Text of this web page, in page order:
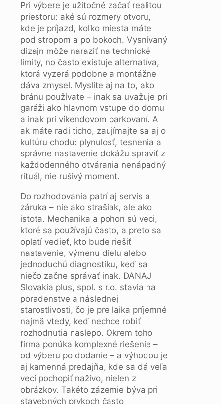
Pri výbere je užitočné začať realitou
priestoru: aké sú rozmery otvoru,
kde je príjazd, koľko miesta máte
pod stropom a po bokoch. Vysnívaný
dizajn môže naraziť na technické
limity, no často existuje alternatíva,
ktorá vyzerá podobne a montážne
dáva zmysel. Myslite aj na to, ako
bránu používate – inak sa uvažuje pri
garáži ako hlavnom vstupe do domu
a inak pri víkendovom parkovaní. A
ak máte radi ticho, zaujímajte sa aj o
kultúru chodu: plynulosť, tesnenia a
správne nastavenie dokážu spraviť z
každodenného otvárania nenápadný
rituál, nie rušivý moment.
Do rozhodovania patrí aj servis a
záruka – nie ako strašiak, ale ako
istota. Mechanika a pohon sú veci,
ktoré sa používajú často, a preto sa
oplatí vedieť, kto bude riešiť
nastavenie, výmenu dielu alebo
jednoduchú diagnostiku, keď sa
niečo začne správať inak. DANAJ
Slovakia plus, spol. s r.o. stavia na
poradenstve a následnej
starostlivosti, čo je pre laika príjemné
najmä vtedy, keď nechce robiť
rozhodnutia naslepo. Okrem toho
firma ponúka komplexné riešenie –
od výberu po dodanie – a výhodou je
aj kamenná predajňa, kde sa dá veľa
vecí pochopiť naživo, nielen z
obrázkov. Takéto zázemie býva pri
stavebných prvkoch často